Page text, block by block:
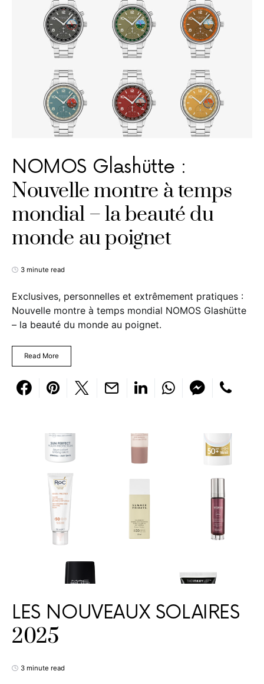
NOMOS Glashütte :
Nouvelle montre à temps
mondial – la beauté du
monde au poignet
3 minute read
Exclusives, personnelles et extrêmement pratiques :
Nouvelle montre à temps mondial NOMOS Glashütte
– la beauté du monde au poignet.
Read More
LES NOUVEAUX SOLAIRES
2025
3 minute read